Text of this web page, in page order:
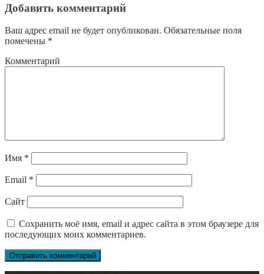
Добавить комментарий
Ваш адрес email не будет опубликован. Обязательные поля
помечены *
Комментарий
Имя *
Email *
Сайт
Сохранить моё имя, email и адрес сайта в этом браузере для
последующих моих комментариев.